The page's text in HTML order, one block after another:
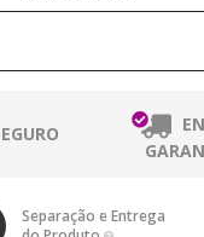
Separação e Entrega